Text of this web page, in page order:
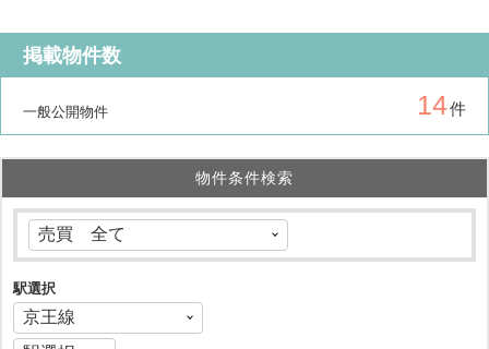
掲載物件数
一般公開物件 14件
物件条件検索
駅選択